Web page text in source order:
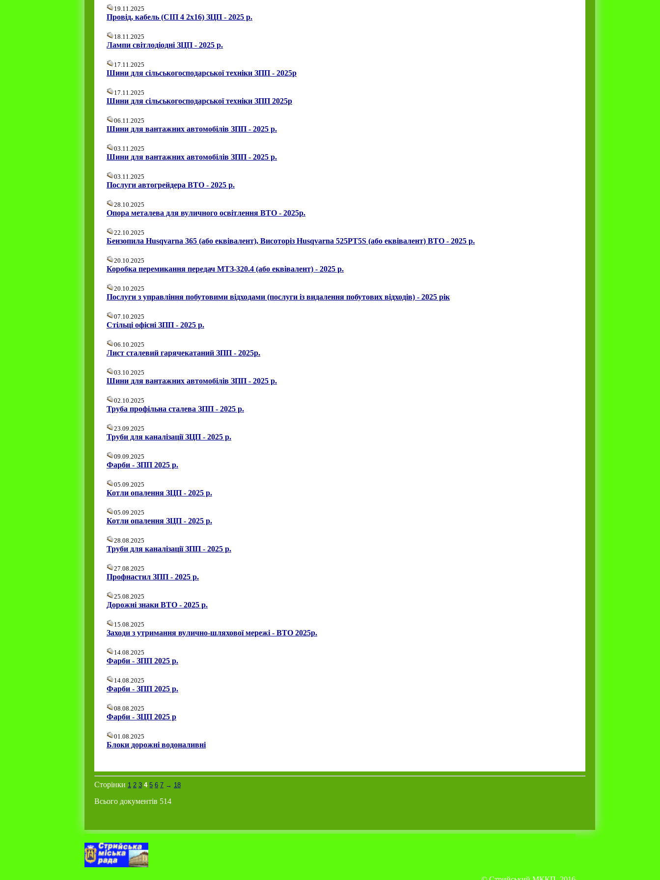
19.11.2025
Провід, кабель (СІП 4 2х16) ЗЦП - 2025 р.
18.11.2025
Лампи світлодіодні ЗЦП - 2025 р.
17.11.2025
Шини для сільськогосподарської техніки ЗПП - 2025р
17.11.2025
Шини для сільськогосподарської техніки ЗПП 2025р
06.11.2025
Шини для вантажних автомобілів ЗПП - 2025 р.
03.11.2025
Шини для вантажних автомобілів ЗПП - 2025 р.
03.11.2025
Послуги автогрейдера ВТО - 2025 р.
28.10.2025
Опора металева для вуличного освітлення ВТО - 2025р.
22.10.2025
Бензопила Husqvarna 365 (або еквівалент), Висоторіз Husqvarna 525РТ5S (або еквівалент) ВТО - 2025 р.
20.10.2025
Коробка перемикання передач МТЗ-320.4 (або еквівалент) - 2025 р.
20.10.2025
Послуги з управління побутовими відходами (послуги із видалення побутових відходів) - 2025 рік
07.10.2025
Стільці офісні ЗПП - 2025 р.
06.10.2025
Лист сталевий гарячекатаний ЗПП - 2025р.
03.10.2025
Шини для вантажних автомобілів ЗПП - 2025 р.
02.10.2025
Труба профільна сталева ЗПП - 2025 р.
23.09.2025
Труби для каналізації ЗЦП - 2025 р.
09.09.2025
Фарби - ЗПП 2025 р.
05.09.2025
Котли опалення ЗЦП - 2025 р.
05.09.2025
Котли опалення ЗЦП - 2025 р.
28.08.2025
Труби для каналізації ЗПП - 2025 р.
27.08.2025
Профнастил ЗПП - 2025 р.
25.08.2025
Дорожні знаки ВТО - 2025 р.
15.08.2025
Заходи з утримання вулично-шляхової мережі - ВТО 2025р.
14.08.2025
Фарби - ЗПП 2025 р.
14.08.2025
Фарби - ЗПП 2025 р.
08.08.2025
Фарби - ЗЦП 2025 р
01.08.2025
Блоки дорожні водоналивні
Сторінки 1 2 3 4 5 6 7 → 18
Всього документів 514